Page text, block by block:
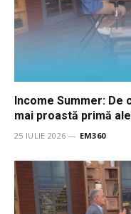
Income Summer:
mai proastă primă
25 IULIE 2026 EM360